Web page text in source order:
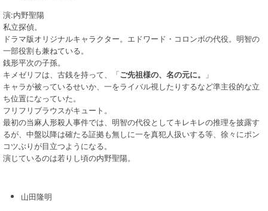
演:内野聖陽
私立探偵。
ドラマ版オリジナルキャラクター。エドワード・コロンボの代役。明智の
一部役割も兼ねている。
銭形平次の子孫。
キメゼリフは、古銭を持って、「ご先祖様の、名の元に。
」
キャラが被っているせいか、一をライバル視したりするなど準主役的な立
ち位置になっていた。
フリフリブラウスがキュート。
最初の当麻人形殺人事件では、明智の代役としてキレキレの推理を披露す
るが、中盤以降は確たる証拠も無しに一を真犯人扱いする等、徐々にポン
コツぶりが目立つようになる。
演じているのは若りし頃の内野聖陽。
山田隆明